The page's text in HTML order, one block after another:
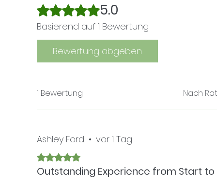
Mit 5 von 5 Sternen bewertet.
5.0
Basierend auf 1 Bewertung
Bewertung abgeben
1 Bewertung Nach
Ashley Ford • vor 1 Tag
Mit 5 von 5 Sternen bewertet.
Outstanding Experience from Start to